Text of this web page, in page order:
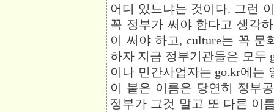
어디 있느냐는 것이다. 그런
꼭 정부가 써야 한다고 생각
이 써야 하고, culture는 꼭 문
하자 지금 정부기관들은 모두
이나 민간사업자는 go.kr에는
이 붙은 이름은 당연히 정부
정부가 그것 말고 또 다른 이